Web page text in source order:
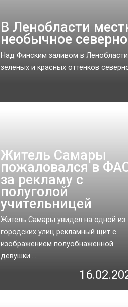
В Ленобласти
необычное
Над Финским заливом в
зеленых и красных оттенков
Житель Самары
пожаловался в
за рекламу с
полуголой
учительницей
Житель Самары увидел на одной из
городских улиц рекламный щит с
изображением полуобнаженной
девушки....